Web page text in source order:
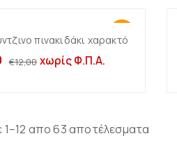
Προσθήκη στο καλάθι
πινακιδάκι χαρακτό
€12,00 χωρίς Φ.Π.Α.
1–12 απο 63 αποτέλεσματα